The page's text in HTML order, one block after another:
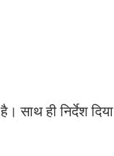
साथ ही निर्देश दिया